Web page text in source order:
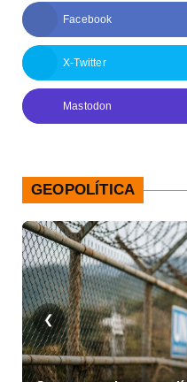
Facebook
X-Twitter
Mastodon
GEOPOLÍTICA
❮